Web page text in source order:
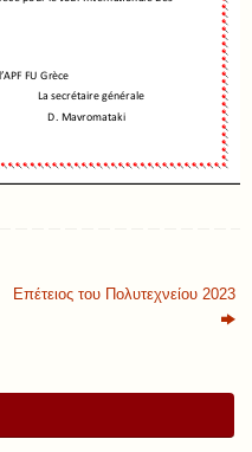
Επέτειος του Πολυτεχνείου 2023